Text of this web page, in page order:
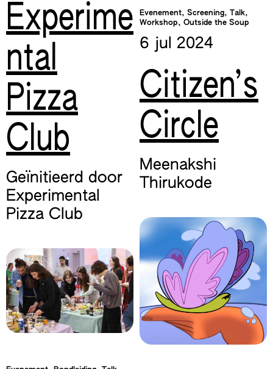
Experime
ntal
Pizza
Club
Geïnitieerd door
Experimental
Pizza Club
Evenement, Screening, Talk,
Workshop, Outside the Soup
6 jul 2024
Citizen’s
Circle
Meenakshi
Thirukode